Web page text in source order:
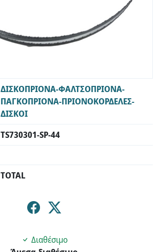
ΔΙΣΚΟΠΡΙΟΝΑ-ΦΑΛΤΣΟΠΡΙΟΝΑ-
ΠΑΓΚΟΠΡΙΟΝΑ-ΠΡΙΟΝΟΚΟΡΔΕΛΕΣ-
ΔΙΣΚΟΙ
TS730301-SP-44
TOTAL
Διαθέσιμο